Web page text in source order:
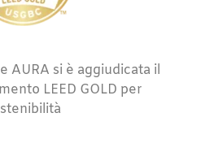
AURA si è aggiudicata il
LEED GOLD per